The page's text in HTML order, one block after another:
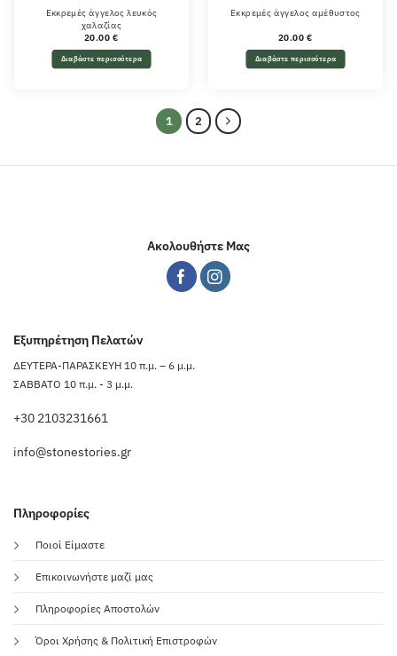
Εκκρεμές άγγελος λευκός
χαλαζίας
20.00 €
Διαβάστε περισσότερα
Εκκρεμές άγγελος αμέθυστος
20.00 €
Διαβάστε περισσότερα
1 2
Ακολουθήστε Μας
Εξυπηρέτηση Πελατών
ΔΕΥΤΕΡΑ-ΠΑΡΑΣΚΕΥΗ 10 π.μ. – 6 μ.μ.
ΣΑΒΒΑΤΟ 10 π.μ. - 3 μ.μ.
+30 2103231661
info@stonestories.gr
Πληροφορίες
Ποιοί Είμαστε
Επικοινωνήστε μαζί μας
Πληροφορίες Αποστολών
Όροι Χρήσης & Πολιτική Επιστροφών